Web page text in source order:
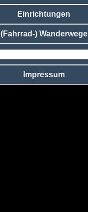
Einrichtungen
(Fahrrad-) Wanderwege
Impressum